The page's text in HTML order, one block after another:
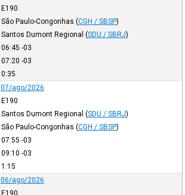
E190
São Paulo-Congonhas (CGH / SBSP)
Santos Dumont Regional (SDU / SBRJ)
06:45 -03
07:20 -03
0:35
07/ago/2026
E190
Santos Dumont Regional (SDU / SBRJ)
São Paulo-Congonhas (CGH / SBSP)
07:55 -03
09:10 -03
1:15
06/ago/2026
E190